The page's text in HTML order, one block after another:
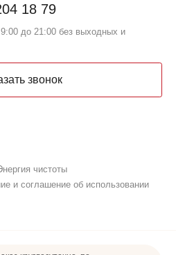
18 79
до 21:00 без выходных и
звонок
чистоты
и соглашение об использовании